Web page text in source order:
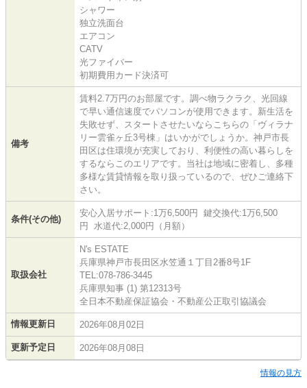
シャワー
独立洗面台
エアコン
CATV
光ファイバー
初期費用カード決済可
備考
賃料2.7万円のお部屋です。調べ物ラクラク、光回線
で早い通信速度でパソコンが使用できます。新生活を
失敗せず、スタートさせたいならこちらの「ヴィラナ
リー雲雀ヶ丘3号棟」はいかがでしょうか。神戸市長
田区は住環境が充実しており、利便性の高い暮らしを
するならこのエリアです。当社は地域に密着し、多種
多様な賃貸情報を取り扱っているので、ぜひご連絡下
さい。
条件(その他)
安心入居サポート:1万6,500円 鍵交換代:1万6,500
円 水道代:2,000円（月額）
取扱会社
N's ESTATE
兵庫県神戸市長田区水笠通１丁目2番8号1F
TEL:078-786-3445
兵庫県知事 (1) 第12313号
全日本不動産保証協会・不動産公正取引協議会
情報更新日 2026年08月02日
更新予定日 2026年08月08日
情報の見方